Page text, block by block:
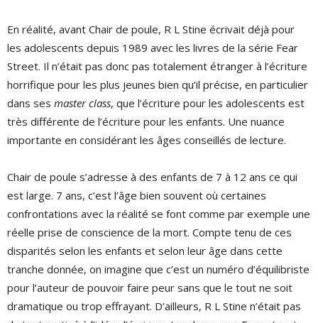
En réalité, avant Chair de poule, R L Stine écrivait déjà pour
les adolescents depuis 1989 avec les livres de la série Fear
Street. Il n’était pas donc pas totalement étranger à l’écriture
horrifique pour les plus jeunes bien qu’il précise, en particulier
dans ses master class, que l’écriture pour les adolescents est
très différente de l’écriture pour les enfants. Une nuance
importante en considérant les âges conseillés de lecture.
Chair de poule s’adresse à des enfants de 7 à 12 ans ce qui
est large. 7 ans, c’est l’âge bien souvent où certaines
confrontations avec la réalité se font comme par exemple une
réelle prise de conscience de la mort. Compte tenu de ces
disparités selon les enfants et selon leur âge dans cette
tranche donnée, on imagine que c’est un numéro d’équilibriste
pour l’auteur de pouvoir faire peur sans que le tout ne soit
dramatique ou trop effrayant. D’ailleurs, R L Stine n’était pas